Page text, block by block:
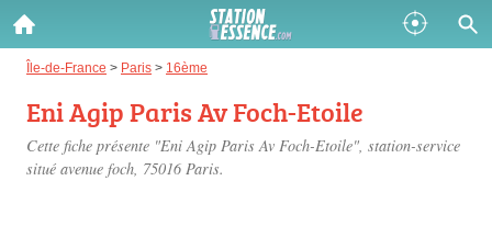
Île-de-France > Paris > 16ème
Eni Agip Paris Av Foch-Etoile
Cette fiche présente "Eni Agip Paris Av Foch-Etoile", station-service
situé avenue foch, 75016 Paris.
Gazole :
Disponible Épuisé
SP 98 :